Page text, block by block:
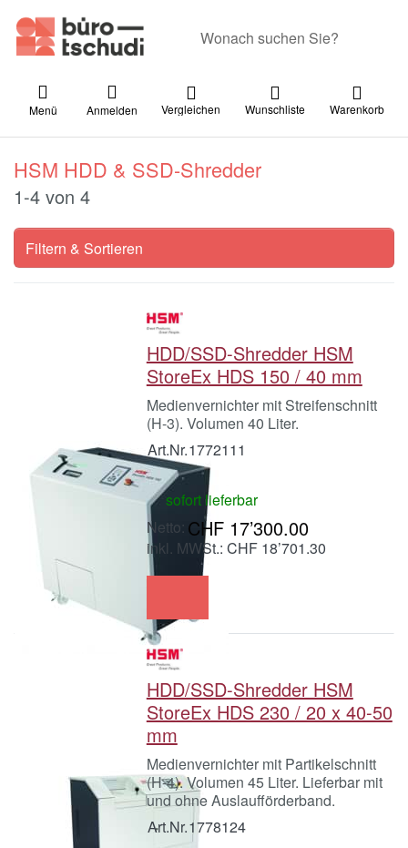
Menü Anmelden Vergleichen Wunschliste Warenkorb
HSM HDD & SSD-Shredder
Suchergebnisse:
1-4 von 4
Filtern & Sortieren
HDD/SSD-Shredder HSM
StoreEx HDS 150 / 40 mm
Medienvernichter mit Streifenschnitt
(H-3). Volumen 40 Liter.
Art.Nr.1772111
sofort lieferbar
CHF 17’300.00
inkl. MWSt.: CHF 18’701.30
HDD/SSD-Shredder HSM
StoreEx HDS 230 / 20 x 40-50
mm
Medienvernichter mit Partikelschnitt
(H-4). Volumen 45 Liter. Lieferbar mit
und ohne Auslaufförderband.
Art.Nr.1778124